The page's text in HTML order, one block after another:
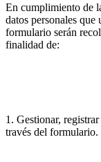
En cumplimiento de
datos personales que
formulario serán
finalidad de:
1. Gestionar,
través del formulario.